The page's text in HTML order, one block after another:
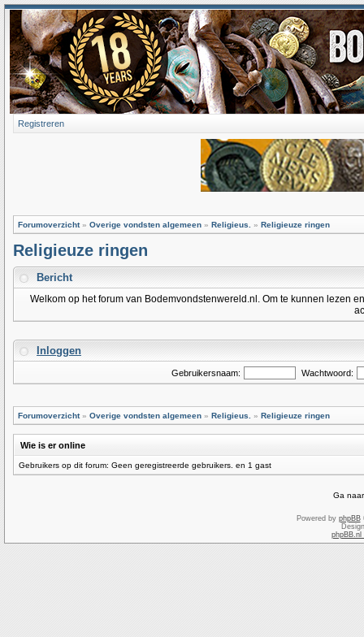
Registreren
Forumoverzicht» Overige vondsten algemeen » Religieus. » Religieuze ringen
Religieuze ringen
Bericht
Welkom op het forum van Bodemvondstenwereld.nl. Om te kunnen lezen
Inloggen
Gebruikersnaam: Wachtwoord:
Forumoverzicht» Overige vondsten algemeen » Religieus. » Religieuze ringen
Wie is er online
Gebruikers op dit forum: Geen geregistreerde gebruikers. en 1 gast
Ga
Powered by phpBB
phpBB.nl